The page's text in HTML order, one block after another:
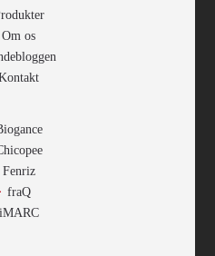
Om os
Fenriz
fraQ
iMARC